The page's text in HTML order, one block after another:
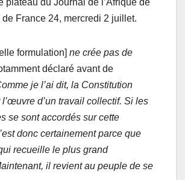
de France 24, mercredi 2 juillet.
formulation] ne crée pas de
déclaré avant de
je l’ai dit, la Constitution
d’un travail collectif. Si les
se sont accordés sur cette
donc certainement parce que
recueille le plus grand
il revient au peuple de se